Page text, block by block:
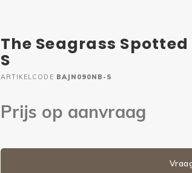
The Seagrass
S
ARTIKELCODE BAJN090NB-S
Prijs op aanvraag